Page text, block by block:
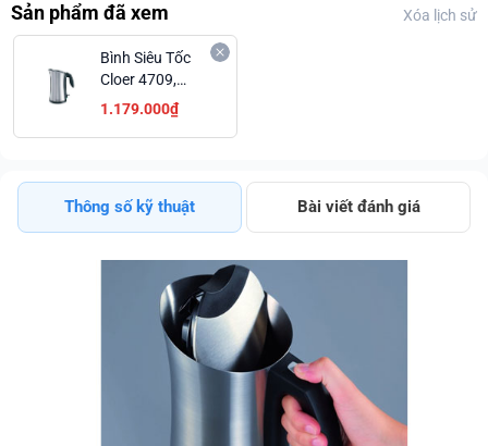
Sản phẩm đã xem Xóa lịch sử
Bình Siêu Tốc
Cloer 4709,
Phong Cách
1.179.000₫
Thông số kỹ thuật Bài viết đánh giá